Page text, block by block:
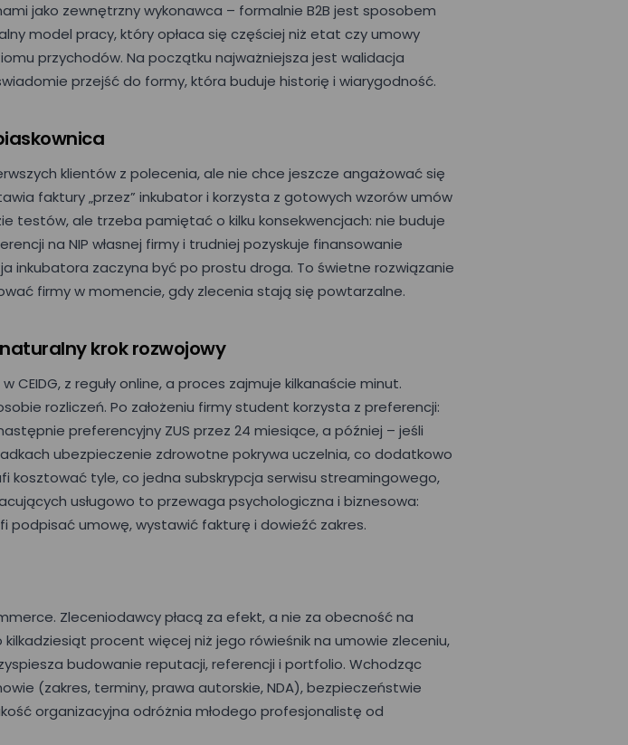
jako zewnętrzny wykonawca – formalnie B2B jest sposobem
model pracy, który opłaca się częściej niż etat czy umowy
przychodów. Na początku najważniejsza jest walidacja
przejść do formy, która buduje historię i wiarygodność.
klientów z polecenia, ale nie chce jeszcze angażować się
faktury „przez” inkubator i korzysta z gotowych wzorów umów
testów, ale trzeba pamiętać o kilku konsekwencjach: nie buduje
na NIP własnej firmy i trudniej pozyskuje finansowanie
inkubatora zaczyna być po prostu droga. To świetne rozwiązanie
firmy w momencie, gdy zlecenia stają się powtarzalne.
krok rozwojowy
z reguły online, a proces zajmuje kilkanaście minut.
rozliczeń. Po założeniu firmy student korzysta z preferencji:
preferencyjny ZUS przez 24 miesiące, a później – jeśli
ubezpieczenie zdrowotne pokrywa uczelnia, co dodatkowo
kosztować tyle, co jedna subskrypcja serwisu streamingowego,
usługowo to przewaga psychologiczna i biznesowa:
umowę, wystawić fakturę i dowieźć zakres.
Zleceniodawcy płacą za efekt, a nie za obecność na
procent więcej niż jego rówieśnik na umowie zleceniu,
budowanie reputacji, referencji i portfolio. Wchodząc
(zakres, terminy, prawa autorskie, NDA), bezpieczeństwie
organizacyjna odróżnia młodego profesjonalistę od
Nazwisko*